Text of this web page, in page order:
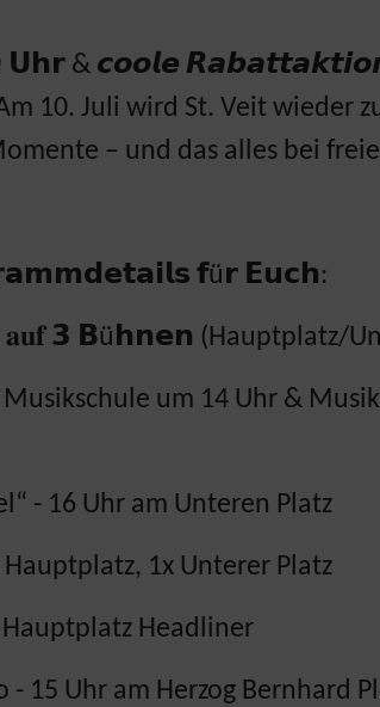
& 𝙘𝙤𝙤𝙡𝙚
Juli wird St. Veit wieder zur
– und das alles bei
𝗳ü𝗿 𝗘𝘂𝗰𝗵:
𝐚𝐮𝐟 𝟯 𝗕ü𝗵𝗻𝗲𝗻 (Hauptplatz/
um 14 Uhr &
- 16 Uhr am Unteren Platz
Hauptplatz, 1x Unterer Platz
Hauptplatz Headliner
- 15 Uhr am Herzog Bernhard